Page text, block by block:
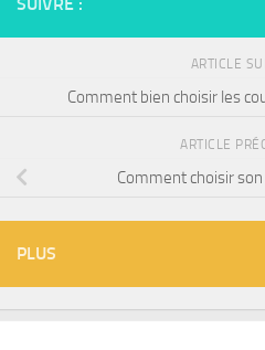
ARTICLE
Comment bien choisir les
ARTICLE
Comment choisir
PLUS